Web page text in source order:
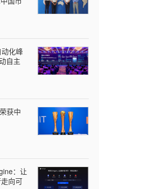
化峰
自主
获中
：让
向可